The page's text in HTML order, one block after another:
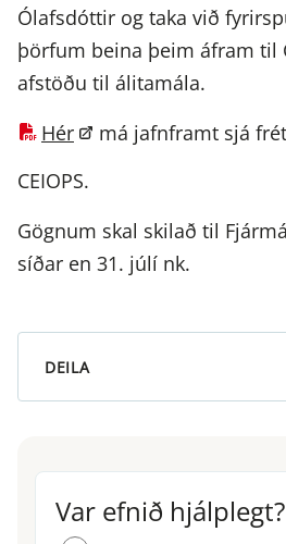
Ólafsdóttir og taka við
þörfum beina þeim áfram til
afstöðu til álitamála.
Hér
má jafnframt sjá
CEIOPS.
Gögnum skal skilað til
síðar en 31. júlí nk.
DEILA
Var efnið hjálplegt?
Var efnið hjálplegt?